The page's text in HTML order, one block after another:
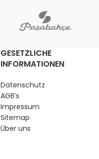
GESETZLICHE
INFORMATIONEN
Datenschutz
AGB’s
Impressum
Sitemap
Über uns